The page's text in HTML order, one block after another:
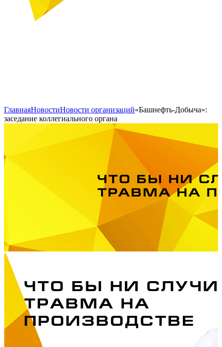
ГлавнаяНовостиНовости организаций«Башнефть-Добыча»:
заседание коллегиального органа